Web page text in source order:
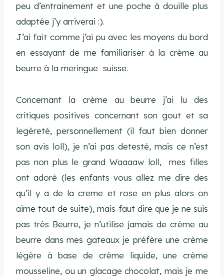
peu d’entrainement et une poche à douille plus
adaptée j’y arriverai :).
J’ai fait comme j’ai pu avec les moyens du bord
en essayant de me familiariser à la crème au
beurre à la meringue suisse.
Concernant la crème au beurre j’ai lu des
critiques positives concernant son gout et sa
legèreté, personnellement (il faut bien donner
son avis loll), je n’ai pas detesté, mais ce n’est
pas non plus le grand Waaaaw loll, mes filles
ont adoré (les enfants vous allez me dire des
qu’il y a de la creme et rose en plus alors on
aime tout de suite), mais faut dire que je ne suis
pas très Beurre, je n’utilise jamais de crème au
beurre dans mes gateaux je préfère une crème
légère à base de crème liquide, une crème
mousseline, ou un glacage chocolat, mais je me